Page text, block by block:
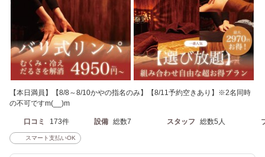
【本日満員】【8/8～8/10かやの指名のみ】【8/11予約空きあり】※2名同時
の不可ですm(__)m
口コミ 173件 設備 総数7 スタッフ 総数5人
スマート支払いOK